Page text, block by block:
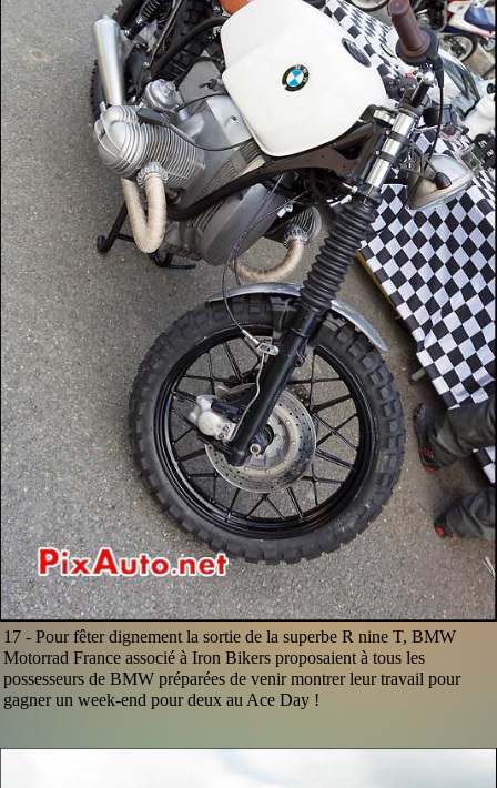
17 -Pour fêter dignement la sortie de la superbe R nine T, BMW
Motorrad France associé à Iron Bikers proposaient à tous les
possesseurs de BMW préparées de venir montrer leur travail pour
gagner un week-end pour deux au Ace Day !